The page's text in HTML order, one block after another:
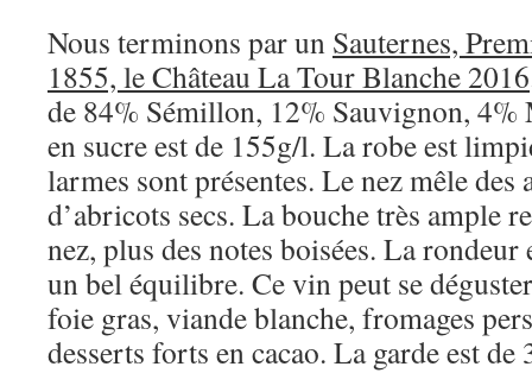
Nous terminons par un Sauternes,
1855, le Château La Tour Blanche 2016
de 84% Sémillon, 12% Sauvignon, 4%
en sucre est de 155g/l. La robe est
larmes sont présentes. Le nez mêle des
d’abricots secs. La bouche très ample
nez, plus des notes boisées. La
un bel équilibre. Ce vin peut se
foie gras, viande blanche, fromages
desserts forts en cacao. La garde est de